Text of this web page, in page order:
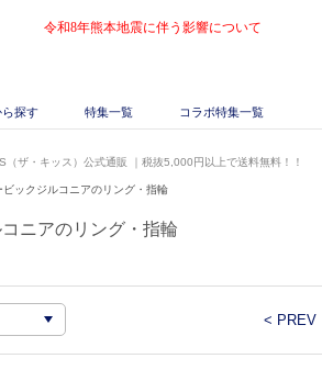
令和8年熊本地震に伴う影響について
ら探す 特集一覧 コラボ特集一覧
（ザ・キッス）公式通販 ｜税抜5,000円以上で送料無料！！
ビックジルコニアのリング・指輪
ニアのリング・指輪
< PREV